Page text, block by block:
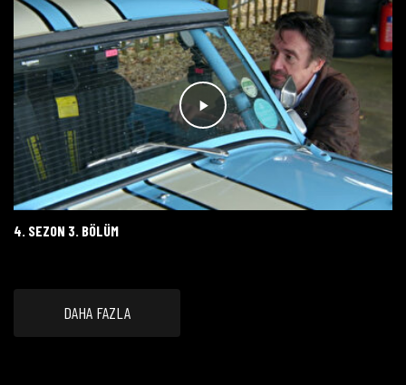
4. SEZON 3. BÖLÜM
DAHA FAZLA